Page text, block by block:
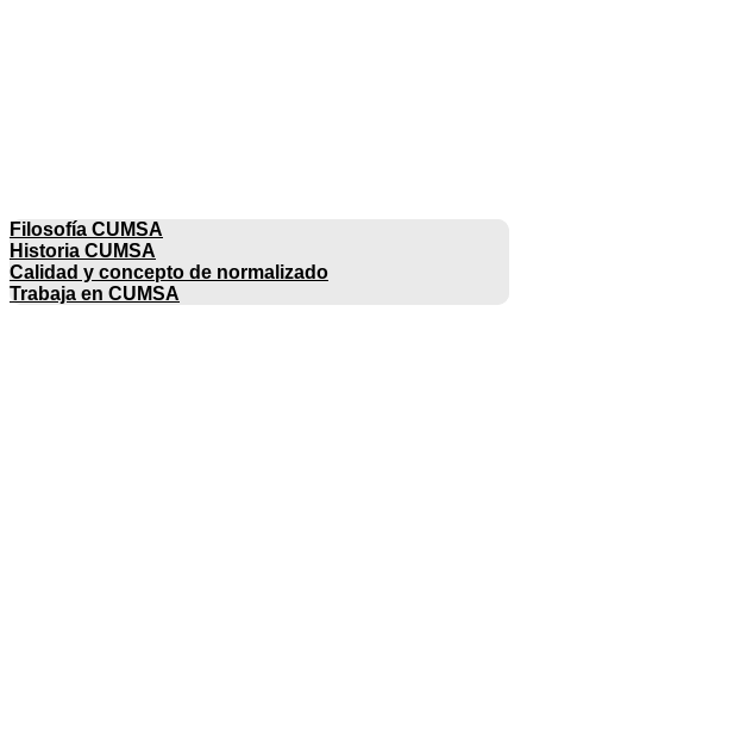
Filosofía CUMSA
Historia CUMSA
Calidad y concepto de normalizado
Trabaja en CUMSA